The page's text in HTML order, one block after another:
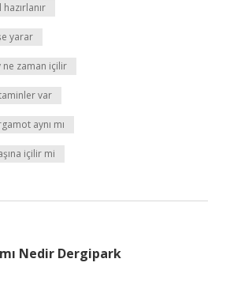
yarar
ne zaman içilir
var
aynı mı
içilir mi
Nedir Dergipark